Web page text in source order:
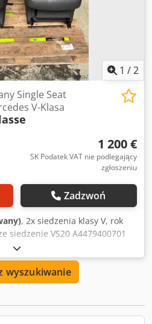
1 /2
Single Seat
V-Klasa
1 200 €
SK Podatek VAT nie podlegający
zgłoszeniu
Zadzwoń
, 2x siedzenia klasy V, rok
siedzenie VS20 A4479400701
wyszukiwanie